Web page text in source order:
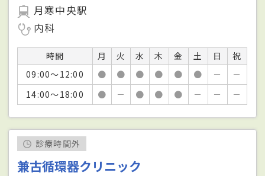
月寒中央駅
内科
時間 月 火 水 木 金 土 日
祝
09:00～12:00
● ● ● ● ● ● －
－
14:00～18:00
● － ● ● ● － － －
診療時間外
兼古循環器クリニック